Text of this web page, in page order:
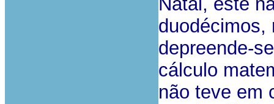
duodécimos,
depreende-
cálculo
não teve em